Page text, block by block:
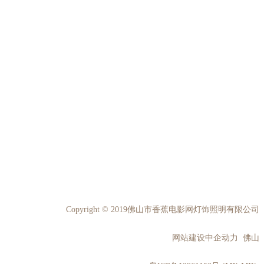
Copyright © 2019佛山市香蕉电影网灯饰照明有限公司
网站建设中企动力 佛山